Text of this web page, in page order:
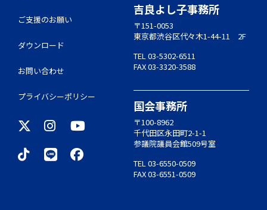
ご支援のお願い
ダウンロード
お問い合わせ
プライバシーポリシー
吉良よし子事務所
〒151-0053
東京都渋谷区代々木1-44-11 2F
TEL 03-5302-6511
FAX 03-3320-3588
国会事務所
〒100-8962
千代田区永田町2-1-1
参議院議員会館509号室
TEL 03-6550-0509
FAX 03-6551-0509